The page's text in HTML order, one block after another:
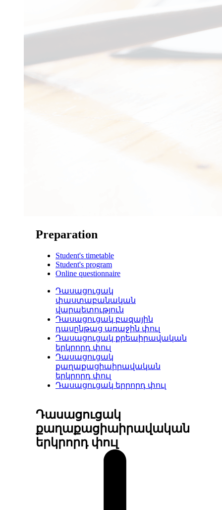
Preparation
Student's timetable
Student's program
Online questionnaire
Դասացուցակ
փաստաբանական
վարպետություն
Դասացուցակ բազային
դասընթաց առաջին փուլ
Դասացուցակ քրեաիրավական
երկրորդ փուլ
Դասացուցակ
քաղաքացիաիրավական
երկրորդ փուլ
Դասացուցակ երրորդ փուլ
Դասացուցակ
քաղաքացիաիրավական
երկրորդ փուլ